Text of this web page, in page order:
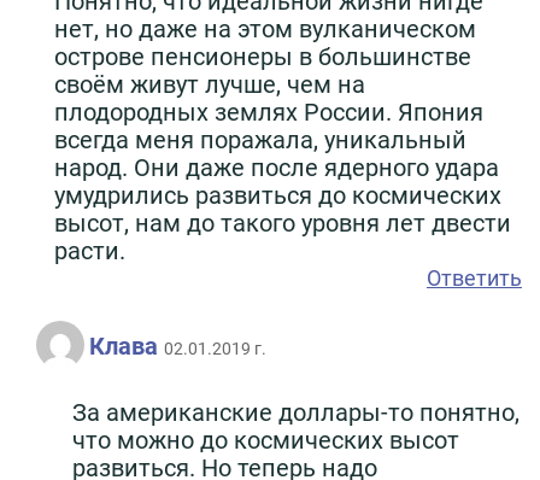
нет, но даже на этом вулканическом
острове пенсионеры в большинстве
своём живут лучше, чем на
плодородных землях России. Япония
всегда меня поражала, уникальный
народ. Они даже после ядерного удара
умудрились развиться до космических
высот, нам до такого уровня лет двести
расти.
Ответить
Клава 02.01.2019 г.
За американские доллары-то понятно,
что можно до космических высот
развиться. Но теперь надо